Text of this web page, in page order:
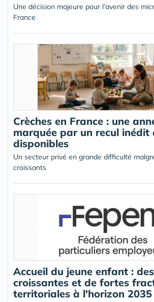
Une décision majeure pour l’avenir des
France
Crèches en France : une
marquée par un recul inédit
disponibles
Un secteur privé en grande difficulté
croissants
Accueil du jeune enfant :
croissantes et de fortes
territoriales à l'horizon 2035